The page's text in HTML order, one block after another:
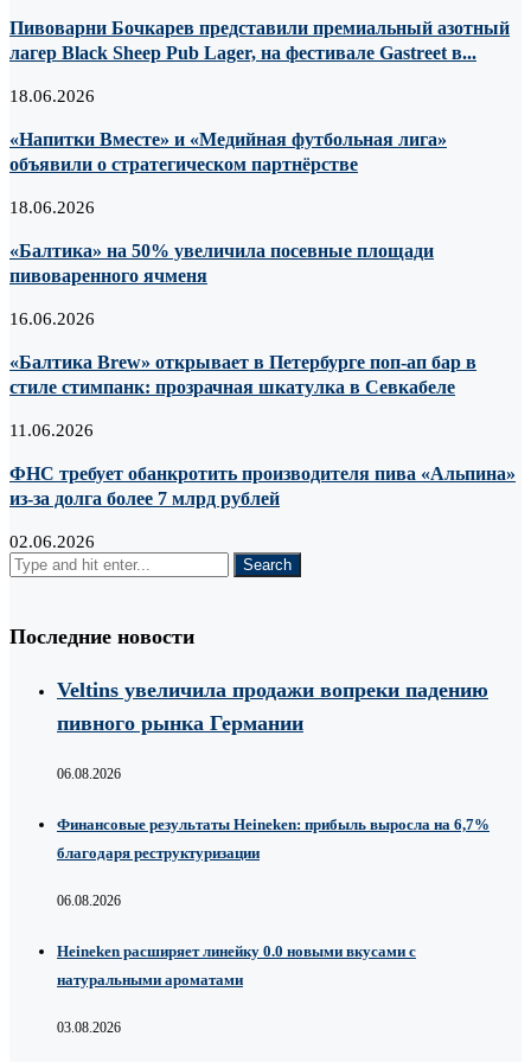
Пивоварни Бочкарев представили премиальный азотный
лагер Black Sheep Pub Lager, на фестивале Gastreet в...
18.06.2026
«Напитки Вместе» и «Медийная футбольная лига»
объявили о стратегическом партнёрстве
18.06.2026
«Балтика» на 50% увеличила посевные площади
пивоваренного ячменя
16.06.2026
«Балтика Brew» открывает в Петербурге поп-ап бар в
стиле стимпанк: прозрачная шкатулка в Севкабеле
11.06.2026
ФНС требует обанкротить производителя пива «Альпина»
из-за долга более 7 млрд рублей
02.06.2026
Последние новости
Veltins увеличила продажи вопреки падению
пивного рынка Германии
06.08.2026
Финансовые результаты Heineken: прибыль выросла на 6,7%
благодаря реструктуризации
06.08.2026
Heineken расширяет линейку 0.0 новыми вкусами с
натуральными ароматами
03.08.2026